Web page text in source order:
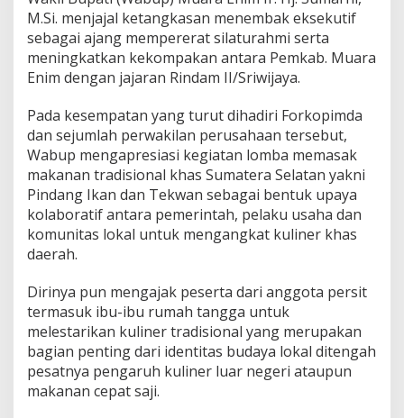
m
a
m
p
u
M
e
n
e
b
a
k
e
k
u
t
i
f
M.Si. menjajal ketangkasan menembak eksekutif
sebagai ajang mempererat silaturahmi serta
meningkatkan kekompakan antara Pemkab. Muara
Enim dengan jajaran Rindam II/Sriwijaya.
Pada kesempatan yang turut dihadiri Forkopimda
dan sejumlah perwakilan perusahaan tersebut,
Wabup mengapresiasi kegiatan lomba memasak
makanan tradisional khas Sumatera Selatan yakni
Pindang Ikan dan Tekwan sebagai bentuk upaya
kolaboratif antara pemerintah, pelaku usaha dan
komunitas lokal untuk mengangkat kuliner khas
daerah.
Dirinya pun mengajak peserta dari anggota persit
termasuk ibu-ibu rumah tangga untuk
melestarikan kuliner tradisional yang merupakan
bagian penting dari identitas budaya lokal ditengah
pesatnya pengaruh kuliner luar negeri ataupun
makanan cepat saji.